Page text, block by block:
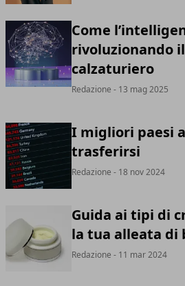
Come
rivoluzionando
calzaturiero
Redazione - 13 mag 2025
I migliori paesi
trasferirsi
Redazione - 18 nov 2024
Guida ai tipi di
la tua alleata di
Redazione - 11 mar 2024